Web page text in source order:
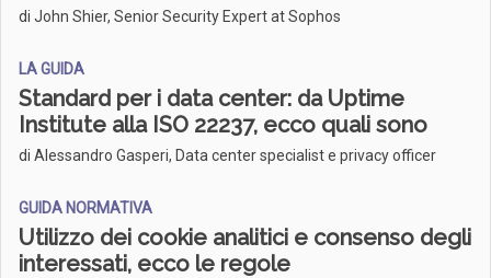
di John Shier, Senior Security Expert at Sophos
LA GUIDA
Standard per i data center: da Uptime
Institute alla ISO 22237, ecco quali sono
di Alessandro Gasperi, Data center specialist e privacy officer
GUIDA NORMATIVA
Utilizzo dei cookie analitici e consenso degli
interessati, ecco le regole